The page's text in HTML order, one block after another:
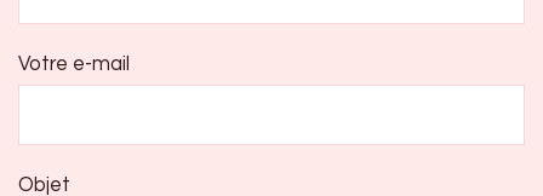
Votre e-mail
Objet